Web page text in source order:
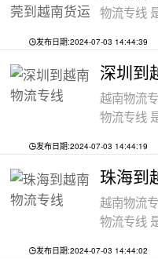
物流专线
发布日期:2024-07-03 14:44:39
深圳到
越南物流
物流专线
发布日期:2024-07-03 14:44:19
珠海到
越南物流
物流专线
发布日期:2024-07-03 14:44:02